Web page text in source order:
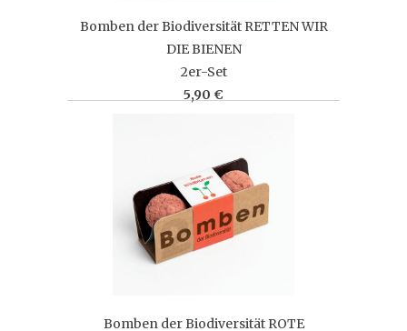
Bomben der Biodiversität RETTEN WIR
DIE BIENEN
2er-Set
5,90 €
Bomben der Biodiversität ROTE